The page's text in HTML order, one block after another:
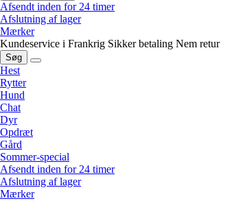
Afsendt inden for 24 timer
Afslutning af lager
Mærker
Kundeservice i Frankrig Sikker betaling Nem retur
Søg
Hest
Rytter
Hund
Chat
Dyr
Opdræt
Gård
Sommer-special
Afsendt inden for 24 timer
Afslutning af lager
Mærker